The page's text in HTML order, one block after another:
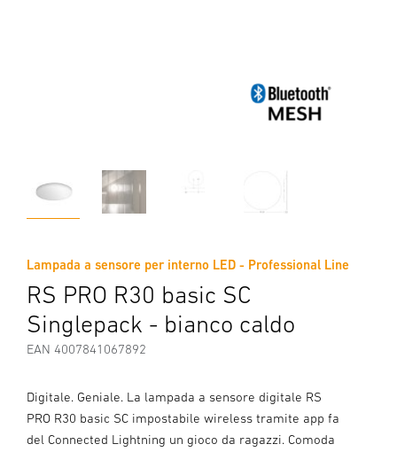
Lampada a sensore per interno LED - Professional Line
RS PRO R30 basic SC
Singlepack - bianco caldo
EAN 4007841067892
Digitale. Geniale. La lampada a sensore digitale RS
PRO R30 basic SC impostabile wireless tramite app fa
del Connected Lightning un gioco da ragazzi. Comoda